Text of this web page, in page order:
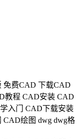
免费CAD 下载CAD
教程 CAD安装 CAD
入门
CAD下载安装
CAD绘图 dwg dwg格